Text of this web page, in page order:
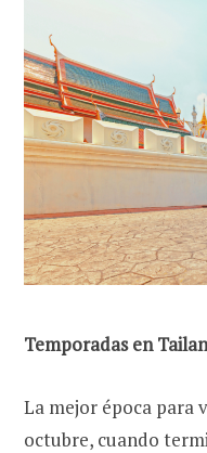
Temporadas en
La mejor época para
octubre, cuando